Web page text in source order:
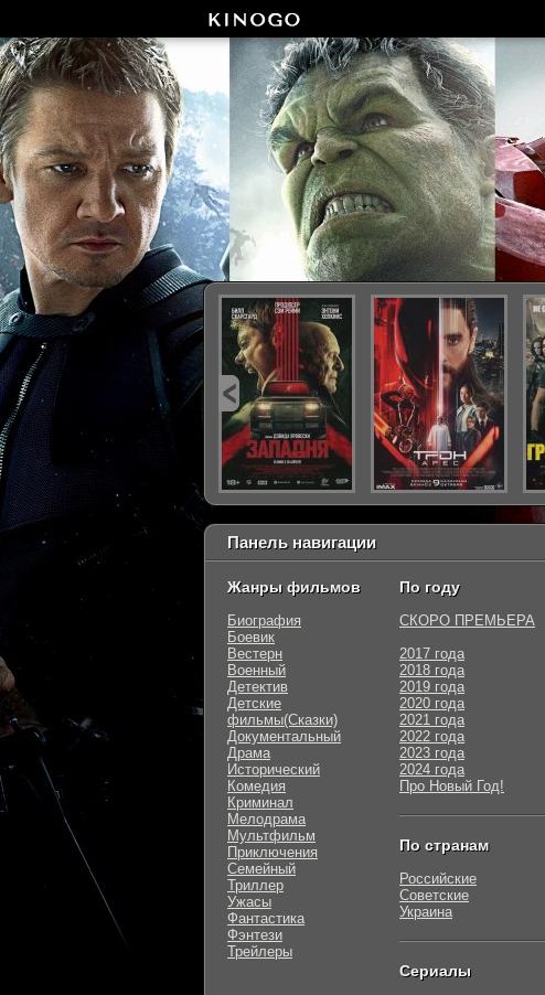
Панель навигации
Жанры фильмов
Биография
Боевик
Вестерн
Военный
Детектив
Детские
фильмы(Сказки)
Документальный
Драма
Исторический
Комедия
Криминал
Мелодрама
Мультфильм
Приключения
Семейный
Триллер
Ужасы
Фантастика
Фэнтези
Трейлеры
По году
СКОРО ПРЕМЬЕРА
2017 года
2018 года
2019 года
2020 года
2021 года
2022 года
2023 года
2024 года
Про Новый Год!
По странам
Российские
Советские
Украина
Сериалы